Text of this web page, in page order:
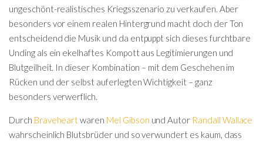
ungeschönt-realistisches Kriegsszenario zu verkaufen. Aber
besonders vor einem realen Hintergrund macht doch der Ton
entscheidend die Musik und da entpuppt sich dieses furchtbare
Unding als ein ekelhaftes Kompott aus Legitimierungen und
Blutgeilheit. In dieser Kombination – mit dem Geschehen im
Rücken und der selbst auferlegten Wichtigkeit – ganz
besonders verwerflich.
Durch Braveheartwaren Mel Gibson und Autor Randall Wallace
wahrscheinlich Blutsbrüder und so verwundert es kaum, dass